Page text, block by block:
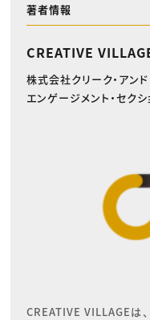
著者情報
CREATIVE
株式会社クリーク・アン
エンゲージメント・セクシ
CREATIVE VILLAGEは